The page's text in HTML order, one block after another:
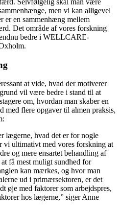
men vi kan alligevel
er en sammenhæng mellem
Det område af vores forskning
bedre i WELLCARE-
at vide, hvad der motiverer
vil være bedre i stand til at
om, hvordan man skaber en
med flere opgaver til almen praksis,
lægerne, hvad det er for nogle
vi ultimativt med vores forskning at
og mere ensartet behandling af
få mest muligt sundhed for
kan mærkes, og hvor man
ud i primærsektoren, er det
øje med faktorer som arbejdspres,
hos lægerne,” siger Anne